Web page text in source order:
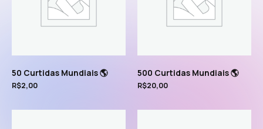
50 Curtidas Mundiais 🌎
R$2,00
500 Curtidas Mundiais 🌎
R$20,00